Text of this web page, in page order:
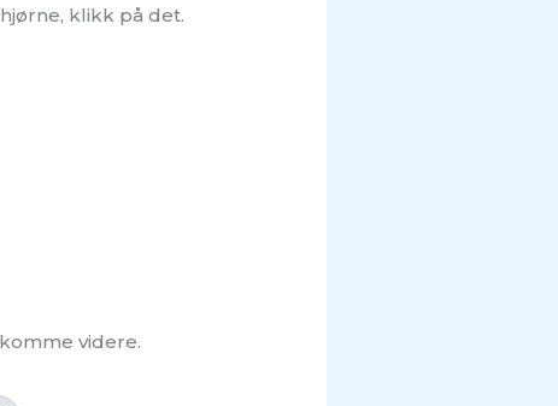
klikk på det.
videre.